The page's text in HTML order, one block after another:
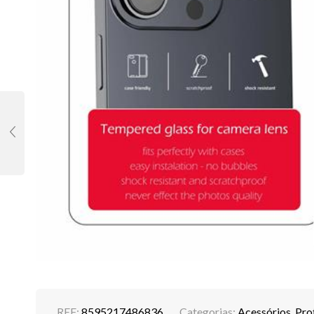
REF: 8595217486836 Categorias: Acessórios